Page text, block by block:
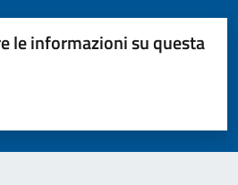
le informazioni su questa
stelle su 5
su 5
5